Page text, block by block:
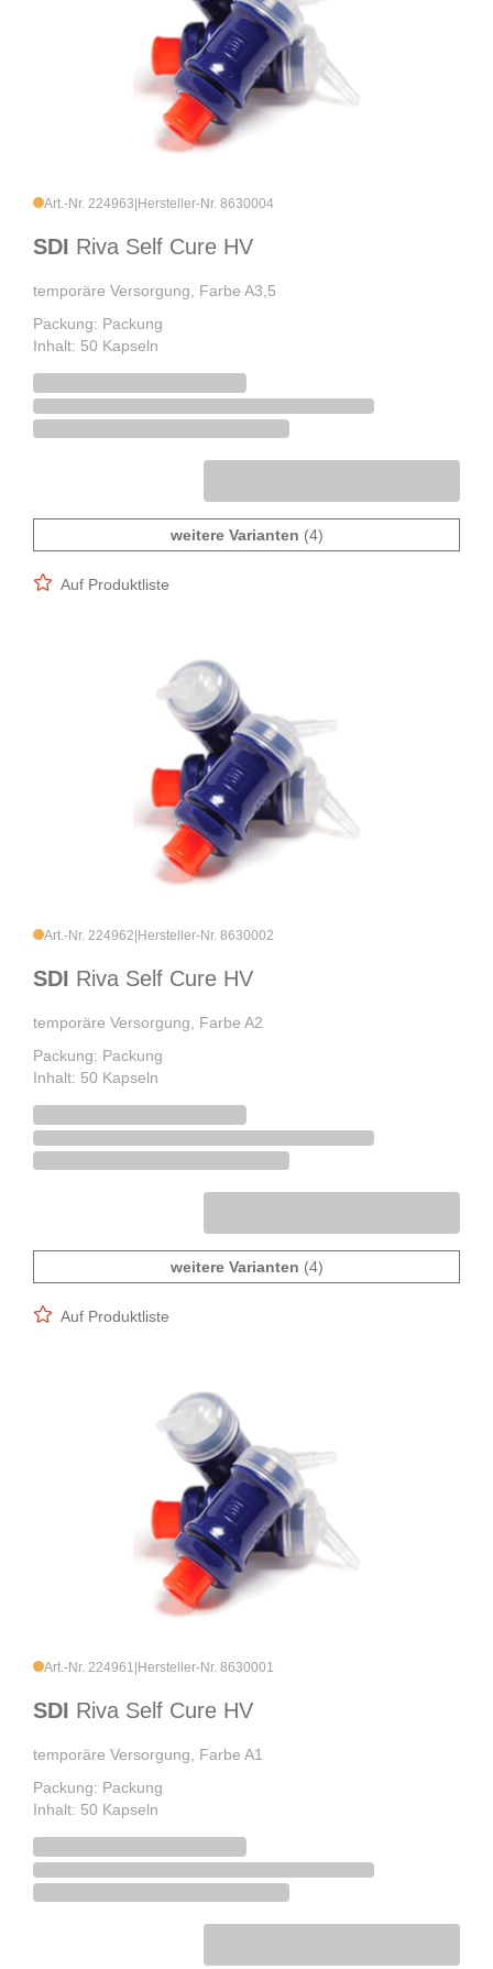
Art.-Nr. 224963 Hersteller-Nr. 8630004
SDI Riva Self Cure HV
temporäre Versorgung, Farbe A3,5
Packung: Packung
Inhalt: 50 Kapseln
weitere Varianten (4)
Auf Produktliste
Art.-Nr. 224962 Hersteller-Nr. 8630002
SDI Riva Self Cure HV
temporäre Versorgung, Farbe A2
Packung: Packung
Inhalt: 50 Kapseln
weitere Varianten (4)
Auf Produktliste
Art.-Nr. 224961 Hersteller-Nr. 8630001
SDI Riva Self Cure HV
temporäre Versorgung, Farbe A1
Packung: Packung
Inhalt: 50 Kapseln